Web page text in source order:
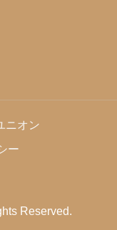
ニオン
ー
Reserved.